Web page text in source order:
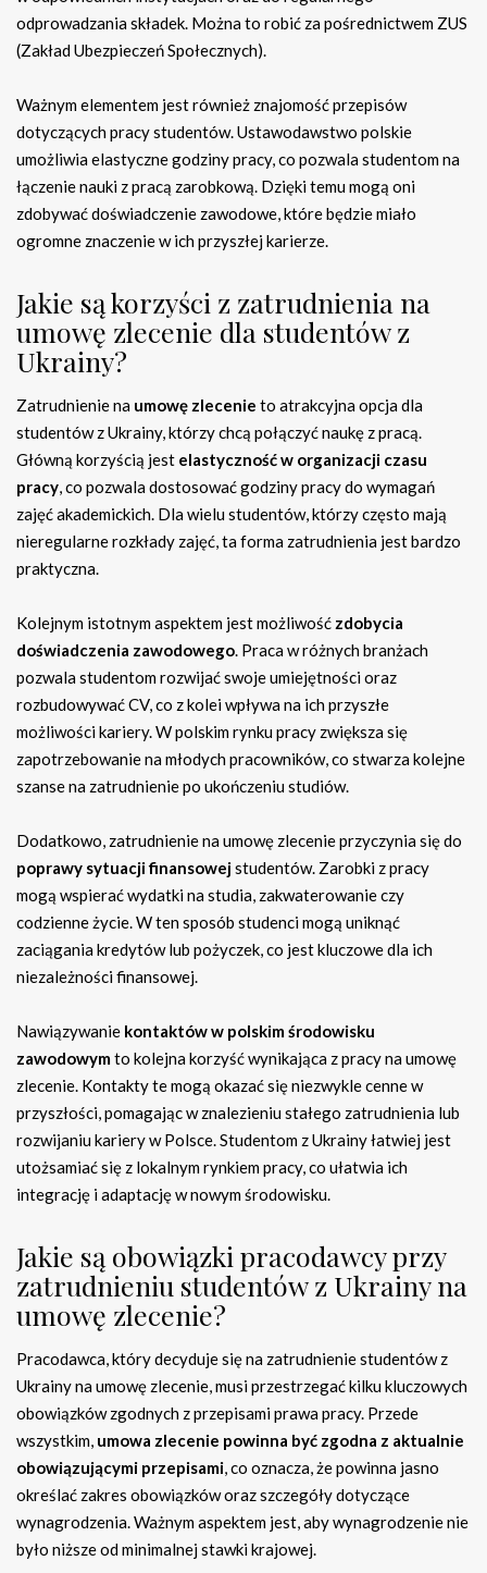
odprowadzania składek. Można to robić za pośrednictwem ZUS
(Zakład Ubezpieczeń Społecznych).
Ważnym elementem jest również znajomość przepisów
dotyczących pracy studentów. Ustawodawstwo polskie
umożliwia elastyczne godziny pracy, co pozwala studentom na
łączenie nauki z pracą zarobkową. Dzięki temu mogą oni
zdobywać doświadczenie zawodowe, które będzie miało
ogromne znaczenie w ich przyszłej karierze.
Jakie są korzyści z zatrudnienia na
umowę zlecenie dla studentów z
Ukrainy?
Zatrudnienie na umowę zlecenie to atrakcyjna opcja dla
studentów z Ukrainy, którzy chcą połączyć naukę z pracą.
Główną korzyścią jest elastyczność w organizacji czasu
pracy, co pozwala dostosować godziny pracy do wymagań
zajęć akademickich. Dla wielu studentów, którzy często mają
nieregularne rozkłady zajęć, ta forma zatrudnienia jest bardzo
praktyczna.
Kolejnym istotnym aspektem jest możliwość zdobycia
doświadczenia zawodowego. Praca w różnych branżach
pozwala studentom rozwijać swoje umiejętności oraz
rozbudowywać CV, co z kolei wpływa na ich przyszłe
możliwości kariery. W polskim rynku pracy zwiększa się
zapotrzebowanie na młodych pracowników, co stwarza kolejne
szanse na zatrudnienie po ukończeniu studiów.
Dodatkowo, zatrudnienie na umowę zlecenie przyczynia się do
poprawy sytuacji finansowejstudentów. Zarobki z pracy
mogą wspierać wydatki na studia, zakwaterowanie czy
codzienne życie. W ten sposób studenci mogą uniknąć
zaciągania kredytów lub pożyczek, co jest kluczowe dla ich
niezależności finansowej.
Nawiązywanie kontaktów w polskim środowisku
zawodowymto kolejna korzyść wynikająca z pracy na umowę
zlecenie. Kontakty te mogą okazać się niezwykle cenne w
przyszłości, pomagając w znalezieniu stałego zatrudnienia lub
rozwijaniu kariery w Polsce. Studentom z Ukrainy łatwiej jest
utożsamiać się z lokalnym rynkiem pracy, co ułatwia ich
integrację i adaptację w nowym środowisku.
Jakie są obowiązki pracodawcy przy
zatrudnieniu studentów z Ukrainy na
umowę zlecenie?
Pracodawca, który decyduje się na zatrudnienie studentów z
Ukrainy na umowę zlecenie, musi przestrzegać kilku kluczowych
obowiązków zgodnych z przepisami prawa pracy. Przede
wszystkim, umowa zlecenie powinna być zgodna z aktualnie
obowiązującymi przepisami, co oznacza, że powinna jasno
określać zakres obowiązków oraz szczegóły dotyczące
wynagrodzenia. Ważnym aspektem jest, aby wynagrodzenie nie
było niższe od minimalnej stawki krajowej.